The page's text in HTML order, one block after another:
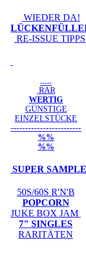
WIEDER DA!
RE-ISSUE TIPPS
-----
RAR
WERTIG
GÜNSTIGE
EINZELSTÜCKE
------------------------
%%
%%
SUPER
50S/60S R'N'B
POPCORN
JUKE BOX JAM
7" SINGLES
RARITÄTEN